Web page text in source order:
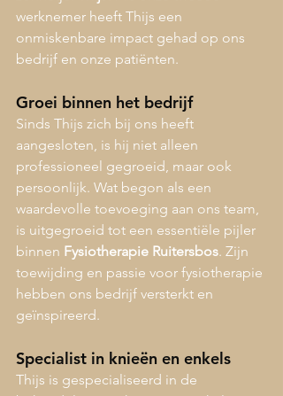
werknemer heeft Thijs een
onmiskenbare impact gehad op ons
bedrijf en onze patiënten.
Groei binnen het bedrijf
Sinds Thijs zich bij ons heeft
aangesloten, is hij niet alleen
professioneel gegroeid, maar ook
persoonlijk. Wat begon als een
waardevolle toevoeging aan ons team,
is uitgegroeid tot een essentiële pijler
binnen Fysiotherapie Ruitersbos. Zijn
toewijding en passie voor fysiotherapie
hebben ons bedrijf versterkt en
geïnspireerd.
Specialist in knieën en enkels
Thijs is gespecialiseerd in de